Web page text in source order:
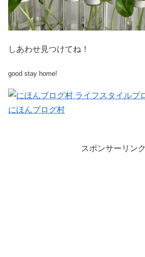
しあわせ見つけてね！
good stay home!
にほんブログ村
スポンサーリンク